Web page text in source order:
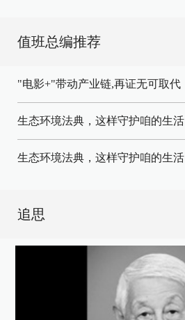
值班总编推荐
"电影+"带动产业链,再证无可取代
生态环境法典，这样守护咱的生活
生态环境法典，这样守护咱的生活
追思